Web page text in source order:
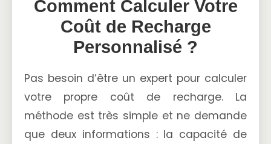
Comment Calculer Votre
Coût de Recharge
Personnalisé ?
Pas besoin d’être un expert pour calculer
votre propre coût de recharge. La
méthode est très simple et ne demande
que deux informations : la capacité de